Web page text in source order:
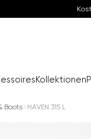
Kollektionen
Boots HAVEN 315 L